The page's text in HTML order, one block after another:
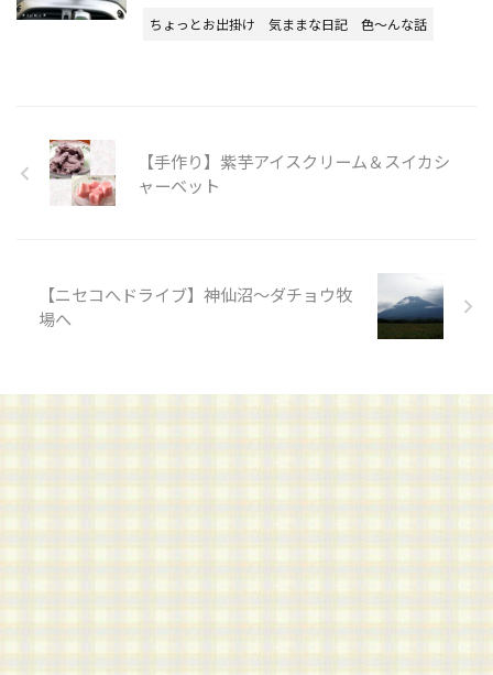
ちょっとお出掛け 気ままな日記 色～んな話
【手作り】紫芋アイスクリーム＆スイカシ
ャーベット
【ニセコへドライブ】神仙沼～ダチョウ牧
場へ